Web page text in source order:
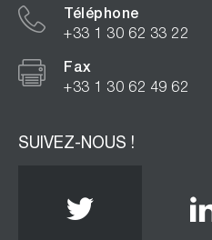
Téléphone
+33 1 30 62 33 22
Fax
+33 1 30 62 49 62
SUIVEZ-NOUS !
Twitter